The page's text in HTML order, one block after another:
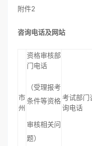
附件2
咨询电话及网站
市
州
资格审核部
门电话
（受理报考
条件等资格
审核相关问
题）
考试部门
询电话